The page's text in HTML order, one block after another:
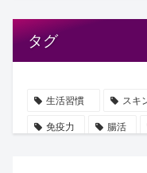
タグ
生活習慣 スキ
免疫力 腸活